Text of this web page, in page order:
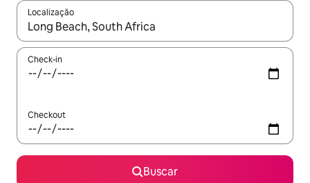
Localização
Quando os resultados estiverem disponíveis, explore-os
Check-in
Checkout
Buscar